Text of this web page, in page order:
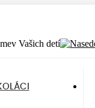
Vašich detí